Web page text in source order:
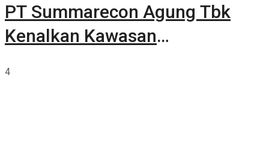
PT Summarecon Agung Tbk
Kenalkan Kawasan
4